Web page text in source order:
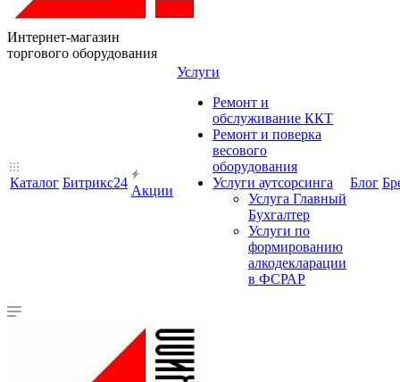
Интернет-магазин
торгового оборудования
Каталог Битрикс24
Акции
Услуги
Ремонт и
обслуживание ККТ
Ремонт и поверка
весового
оборудования
Услуги аутсорсинга
Услуга Главный
Бухгалтер
Услуги по
формированию
алкодекларации
в ФСРАР
Блог